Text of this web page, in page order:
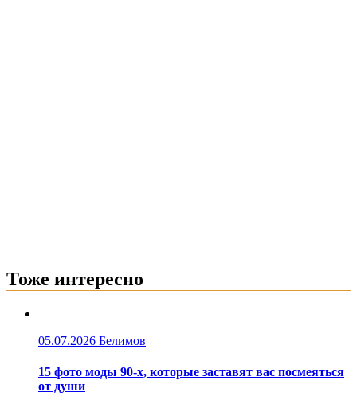
Тоже интересно
05.07.2026 Белимов
15 фото моды 90-х, которые заставят вас посмеяться
от души